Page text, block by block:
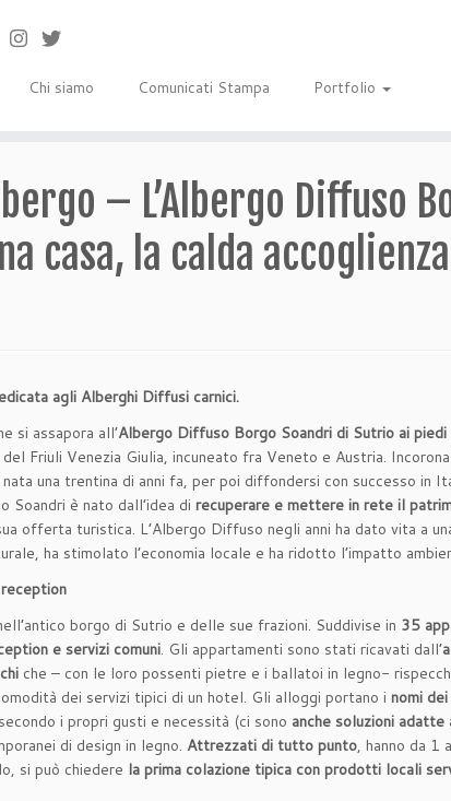
Chi siamo Comunicati Stampa Portfolio
– L’Albergo Diffuso
casa, la calda
agli Alberghi Diffusi carnici.
si assapora all’Albergo Diffuso Borgo Soandri di Sutrio ai
Friuli Venezia Giulia, incuneato fra Veneto e Austria.
una trentina di anni fa, per poi diffondersi con successo in
Soandri è nato dall’idea di recuperare e mettere in rete il
offerta turistica. L’Albergo Diffuso negli anni ha dato vita a
ha stimolato l’economia locale e ha ridotto l’impatto
borgo di Sutrio e delle sue frazioni. Suddivise in 35
e servizi comuni. Gli appartamenti sono stati ricavati dall’
che – con le loro possenti pietre e i ballatoi in legno-
dei servizi tipici di un hotel. Gli alloggi portano i nomi
i propri gusti e necessità (ci sono anche soluzioni
di design in legno. Attrezzati di tutto punto, hanno da 1
si può chiedere la prima colazione tipica con prodotti locali